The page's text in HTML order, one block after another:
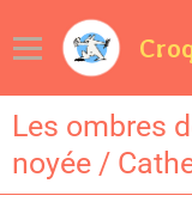
Les ombres
noyée /